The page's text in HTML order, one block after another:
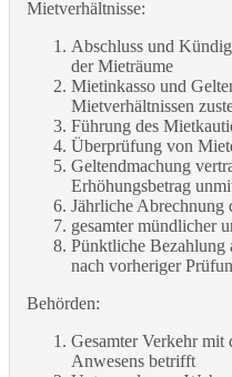
Mietverhältnisse:
Abschluss und
der Mieträume
Mietinkasso und
Mietverhältnissen
Führung des
Überprüfung von
Geltendmachung
Erhöhungsbetrag
Jährliche Abrechnung
gesamter mündlicher
Pünktliche Bezahlung
nach vorheriger
Behörden:
Gesamter Verkehr mit
Anwesens betrifft